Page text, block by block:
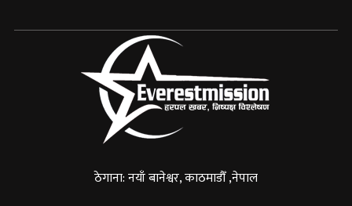
ठेगाना: नयाँ बानेश्वर, काठमाडौँ ,नेपाल